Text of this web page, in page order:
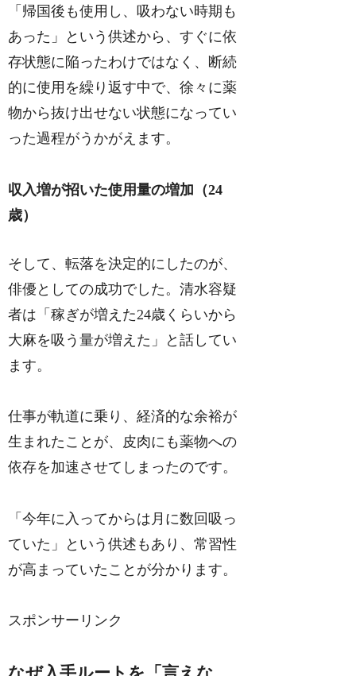
「帰国後も使用し、吸わない時期も
あった」という供述から、すぐに依
存状態に陥ったわけではなく、断続
的に使用を繰り返す中で、徐々に薬
物から抜け出せない状態になってい
った過程がうかがえます。
収入増が招いた使用量の増加（24
歳）
そして、転落を決定的にしたのが、
俳優としての成功でした。清水容疑
者は「稼ぎが増えた24歳くらいから
大麻を吸う量が増えた」と話してい
ます。
仕事が軌道に乗り、経済的な余裕が
生まれたことが、皮肉にも薬物への
依存を加速させてしまったのです。
「今年に入ってからは月に数回吸っ
ていた」という供述もあり、常習性
が高まっていたことが分かります。
スポンサーリンク